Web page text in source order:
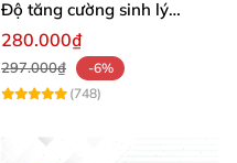
Độ tăng cường sinh lý
cường dương hiệu quả
280.000₫
297.000₫
-6%
(748)